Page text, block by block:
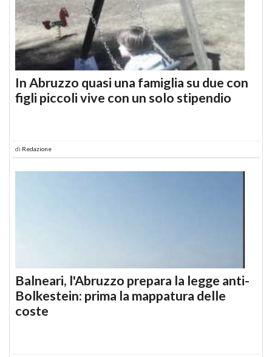
In Abruzzo quasi una famiglia su due con
figli piccoli vive con un solo stipendio
di Redazione
Balneari, l'Abruzzo prepara la legge anti-
Bolkestein: prima la mappatura delle
coste